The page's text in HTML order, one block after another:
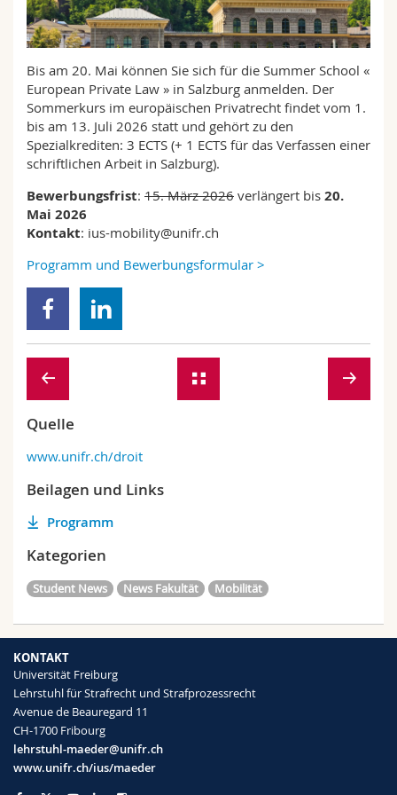
Math.-Nat. und Med. Fak.
Mitarbeitende
Webmail
Vorlesungsverzeichnis
MyUnifr
Bis am 20. Mai können Sie sich für die Summer School «
European Private Law » in Salzburg anmelden. Der
Sommerkurs im europäischen Privatrecht findet vom 1.
bis am 13. Juli 2026 statt und gehört zu den
Spezialkrediten: 3 ECTS (+ 1 ECTS für das Verfassen einer
schriftlichen Arbeit in Salzburg).
Bewerbungsfrist: 15. März 2026 verlängert bis 20.
Mai 2026
Kontakt: ius-mobility@unifr.ch
Programm und Bewerbungsformular >
Quelle
www.unifr.ch/droit
Beilagen und Links
Programm
Kategorien
Student News News Fakultät Mobilität
KONTAKT
Universität Freiburg
Lehrstuhl für Strafrecht und Strafprozessrecht
Avenue de Beauregard 11
CH-1700 Fribourg
lehrstuhl-maeder@unifr.ch
www.unifr.ch/ius/maeder